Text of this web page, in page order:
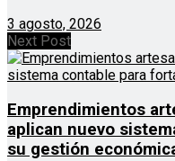
3 agosto, 2026
Next Post
Emprendimientos
aplican nuevo
su gestión